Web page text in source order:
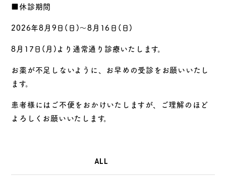
■休診期間
2026年8月9日(日)～8月16日(日)
8月17日(月)より通常通り診療いたします。
お薬が不足しないように、お早めの受診をお願いいたし
ます。
患者様にはご不便をおかけいたしますが、ご理解のほど
よろしくお願いいたします。
ALL